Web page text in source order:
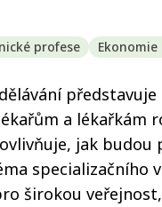
profese
a lékařkám
jak
specializačního
širokou